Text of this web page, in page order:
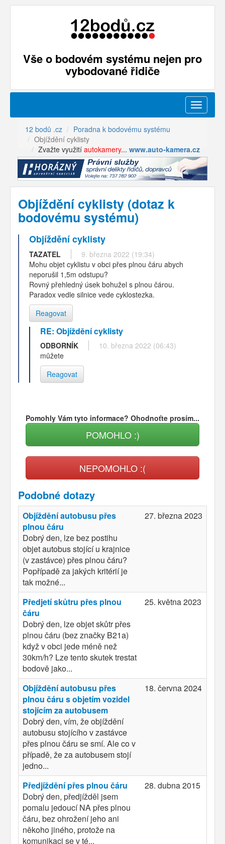
Vše o bodovém systému nejen pro
vybodované řidiče
Menu
12 bodů .cz
Poradna k bodovému systému
Objíždění cyklisty
Zvažte využití autokamery... www.auto-kamera.cz
Objíždění cyklisty (dotaz k
bodovému systému)
Objíždění cyklisty
TAZATEL
9. března 2022 (19:34)
Mohu objet cyklistu v obci přes plnou čáru abych
neporušil 1,5m odstupu?
Rovný přehledný úsek bohužel s plnou čárou.
Paradox vedle silnice vede cyklostezka.
Reagovat
RE: Objíždění cyklisty
ODBORNÍK
10. března 2022 (06:43)
můžete
Reagovat
Pomohly Vám tyto informace? Ohodnoťte prosím...
POMOHLO :)
NEPOMOHLO :(
Podobné dotazy
Objíždění autobusu přes
plnou čáru
Dobrý den, lze bez postihu
objet autobus stojící u krajnice
(v zastávce) přes plnou čáru?
Popřípadě za jakých kritérií je
tak možné...
27. března 2023
Předjetí skůtru přes plnou
čáru
Dobrý den, lze objet skůtr přes
plnou čáru (bez značky B21a)
když v obci jede méně než
30km/h? Lze tento skutek trestat
bodově jako...
25. května 2023
Objíždění autobusu přes
plnou čáru s objetím vozidel
stojícím za autobusem
Dobrý den, vím, že objíždění
autobusu stojícího v zastávce
přes plnou čáru se smí. Ale co v
případě, že za autobusem stojí
jedno...
18. června 2024
Předjíždění přes plnou čáru
Dobrý den, předjížděl jsem
pomalu jedoucí NA přes plnou
čáru, bez ohrožení jeho ani
někoho jiného, protože na
komunikaci se v té...
28. dubna 2015